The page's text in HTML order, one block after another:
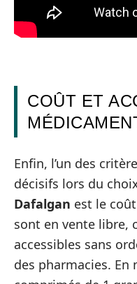
COÛT ET
Enfin, l’un des
décisifs lors du
Dafalgan est le
sont en vente libre,
accessibles sans
des pharmacies. En